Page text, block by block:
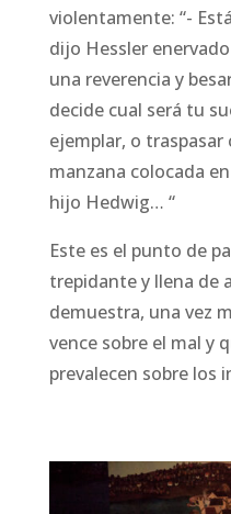
violentamente: “-
dijo Hessler
una reverencia y
decide cual será tu
ejemplar, o
manzana colocada
hijo Hedwig… “
Este es el punto de
trepidante y llena de
demuestra, una vez
vence sobre el mal y
prevalecen sobre los